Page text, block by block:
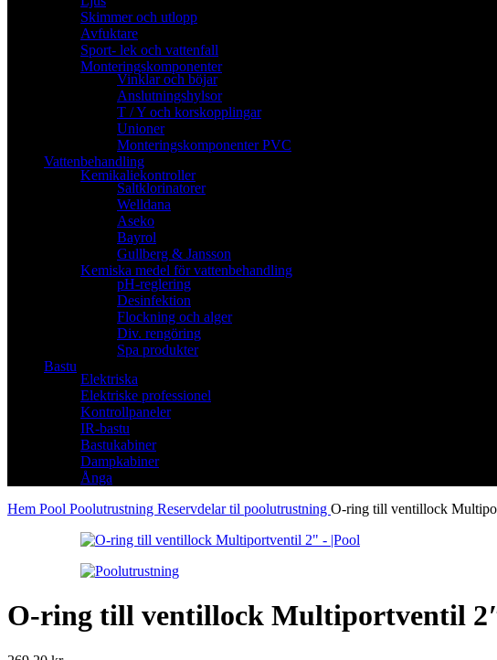
Skimmer och utlopp
Avfuktare
Sport- lek och vattenfall
Monteringskomponenter
Vinklar och böjar
Anslutningshylsor
T / Y och korskopplingar
Unioner
Monteringskomponenter PVC
Vattenbehandling
Kemikaliekontroller
Saltklorinatorer
Welldana
Aseko
Bayrol
Gullberg & Jansson
Kemiska medel för vattenbehandling
pH-reglering
Desinfektion
Flockning och alger
Div. rengöring
Spa produkter
Bastu
Elektriska
Elektriske professionel
Kontrollpaneler
IR-bastu
Bastukabiner
Dampkabiner
Ånga
Hem Pool Poolutrustning Reservdelar til poolutrustning O-ring till ventillock
O-ring till ventillock Multiportventil